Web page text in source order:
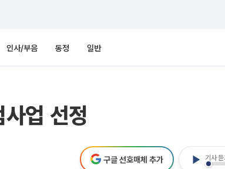
인사/부음 동정 일반
업 선정
기사 듣
구글 선호매체 추가